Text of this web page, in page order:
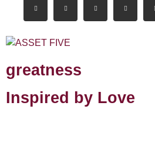
greatness
Inspired by Love